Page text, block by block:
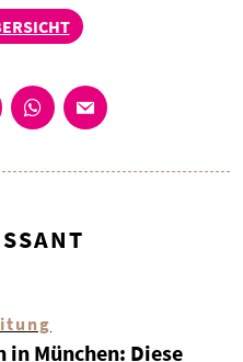
in München: Diese